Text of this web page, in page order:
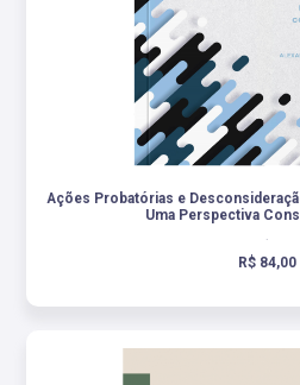
Ações Probatórias e
Uma Perspectiva
R$ 84,00